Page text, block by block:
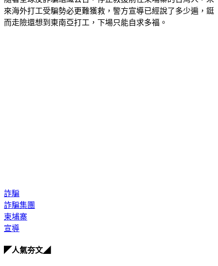
來海外打工受騙勢必更難獲救，警方宣導已經說了多少遍，鋌
而走險還想到東南亞打工，下場只能自求多福。
詐騙
詐騙集團
柬埔寨
宣導
◤人氣夯文◢